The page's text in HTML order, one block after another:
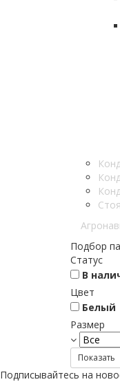
Подбор
Статус
В
Цвет
Белый
Размер
Подписывайтесь на